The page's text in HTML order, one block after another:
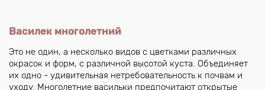
Василек многолетний
Это не один, а несколько видов с цветками различных
окрасок и форм, с различной высотой куста. Объединяет
их одно - удивительная нетребовательность к почвам и
уходу. Многолетние васильки предпочитают открытые